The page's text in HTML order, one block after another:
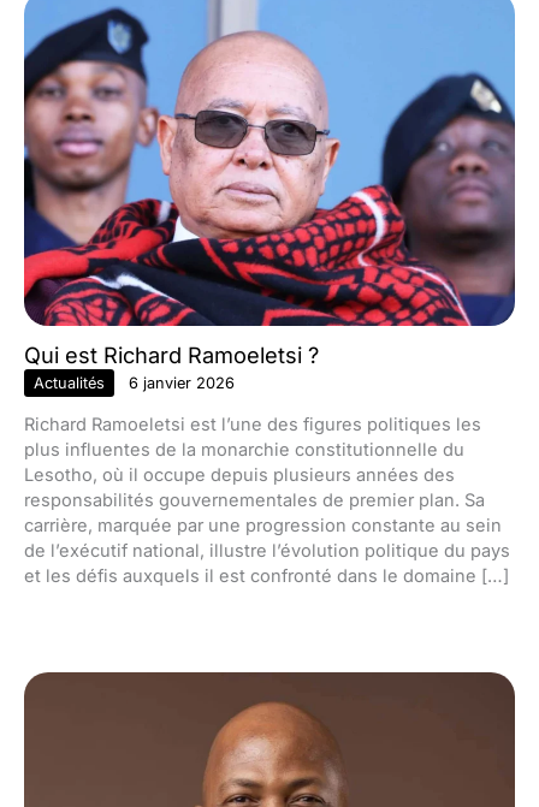
Qui est Richard Ramoeletsi ?
Actualités 6 janvier 2026
Richard Ramoeletsi est l’une des figures politiques les
plus influentes de la monarchie constitutionnelle du
Lesotho, où il occupe depuis plusieurs années des
responsabilités gouvernementales de premier plan. Sa
carrière, marquée par une progression constante au sein
de l’exécutif national, illustre l’évolution politique du pays
et les défis auxquels il est confronté dans le domaine […]